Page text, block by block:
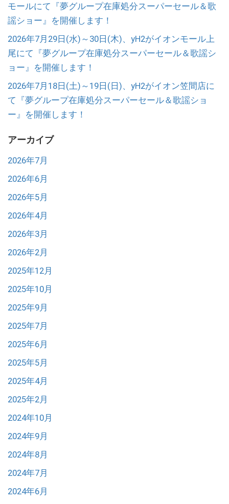
モールにて『夢グループ在庫処分スーパーセール＆歌
謡ショー』を開催します！
2026年7月29日(水)～30日(木)、yH2がイオンモール上
尾にて『夢グループ在庫処分スーパーセール＆歌謡シ
ョー』を開催します！
2026年7月18日(土)～19日(日)、yH2がイオン笠間店に
て『夢グループ在庫処分スーパーセール＆歌謡ショ
ー』を開催します！
アーカイブ
2026年7月
2026年6月
2026年5月
2026年4月
2026年3月
2026年2月
2025年12月
2025年10月
2025年9月
2025年7月
2025年6月
2025年5月
2025年4月
2025年2月
2024年10月
2024年9月
2024年8月
2024年7月
2024年6月